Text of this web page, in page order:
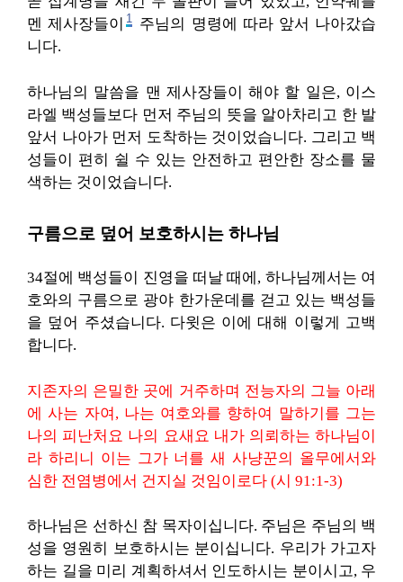
멘 제사장들이 1 주님의 명령에 따라 앞서 나아갔습
니다.
하나님의 말씀을 맨 제사장들이 해야 할 일은, 이스
라엘 백성들보다 먼저 주님의 뜻을 알아차리고 한 발
앞서 나아가 먼저 도착하는 것이었습니다. 그리고 백
성들이 편히 쉴 수 있는 안전하고 편안한 장소를 물
색하는 것이었습니다.
구름으로 덮어 보호하시는 하나님
34절에 백성들이 진영을 떠날 때에, 하나님께서는 여
호와의 구름으로 광야 한가운데를 걷고 있는 백성들
을 덮어 주셨습니다. 다윗은 이에 대해 이렇게 고백
합니다.
지존자의 은밀한 곳에 거주하며 전능자의 그늘 아래
에 사는 자여, 나는 여호와를 향하여 말하기를 그는
나의 피난처요 나의 요새요 내가 의뢰하는 하나님이
라 하리니 이는 그가 너를 새 사냥꾼의 올무에서와
심한 전염병에서 건지실 것임이로다 (시 91:1-3)
하나님은 선하신 참 목자이십니다. 주님은 주님의 백
성을 영원히 보호하시는 분이십니다. 우리가 가고자
하는 길을 미리 계획하셔서 인도하시는 분이시고, 우